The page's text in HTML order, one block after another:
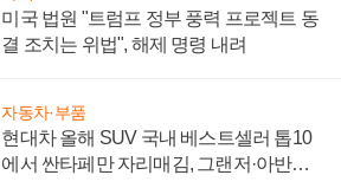
미국 법원 "트럼프 정부 풍력 프로젝트 동
결 조치는 위법", 해제 명령 내려
자동차·부품
현대차 올해 SUV 국내 베스트셀러 톱10
에서 싼타페만 자리매김, 그랜저·아반떼